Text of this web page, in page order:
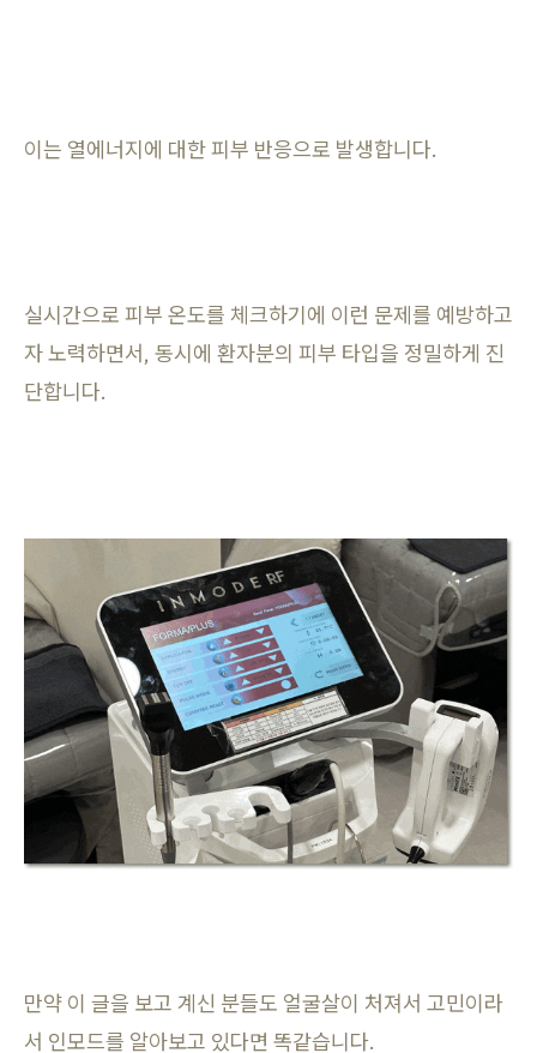
이는 열에너지에 대한 피부 반응으로 발생합니다.
실시간으로 피부 온도를 체크하기에 이런 문제를 예방하고
자 노력하면서, 동시에 환자분의 피부 타입을 정밀하게 진
단합니다.
만약 이 글을 보고 계신 분들도 얼굴살이 처져서 고민이라
서 인모드를 알아보고 있다면 똑같습니다.